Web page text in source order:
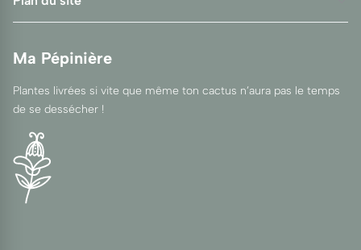
Ma Pépinière
Plantes livrées si vite que même ton cactus n’aura pas le temps
de se dessécher !